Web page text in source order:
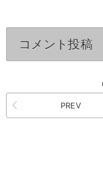
コメント投稿
PREV